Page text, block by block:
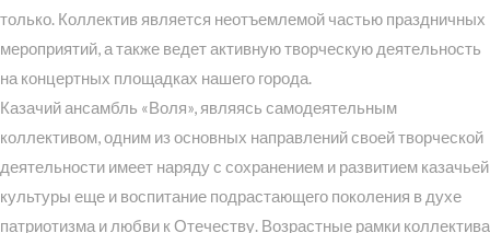
только. Коллектив является неотъемлемой частью праздничных
мероприятий, а также ведет активную творческую деятельность
на концертных площадках нашего города.
Казачий ансамбль «Воля», являясь самодеятельным
коллективом, одним из основных направлений своей творческой
деятельности имеет наряду с сохранением и развитием казачьей
культуры еще и воспитание подрастающего поколения в духе
патриотизма и любви к Отечеству. Возрастные рамки коллектива